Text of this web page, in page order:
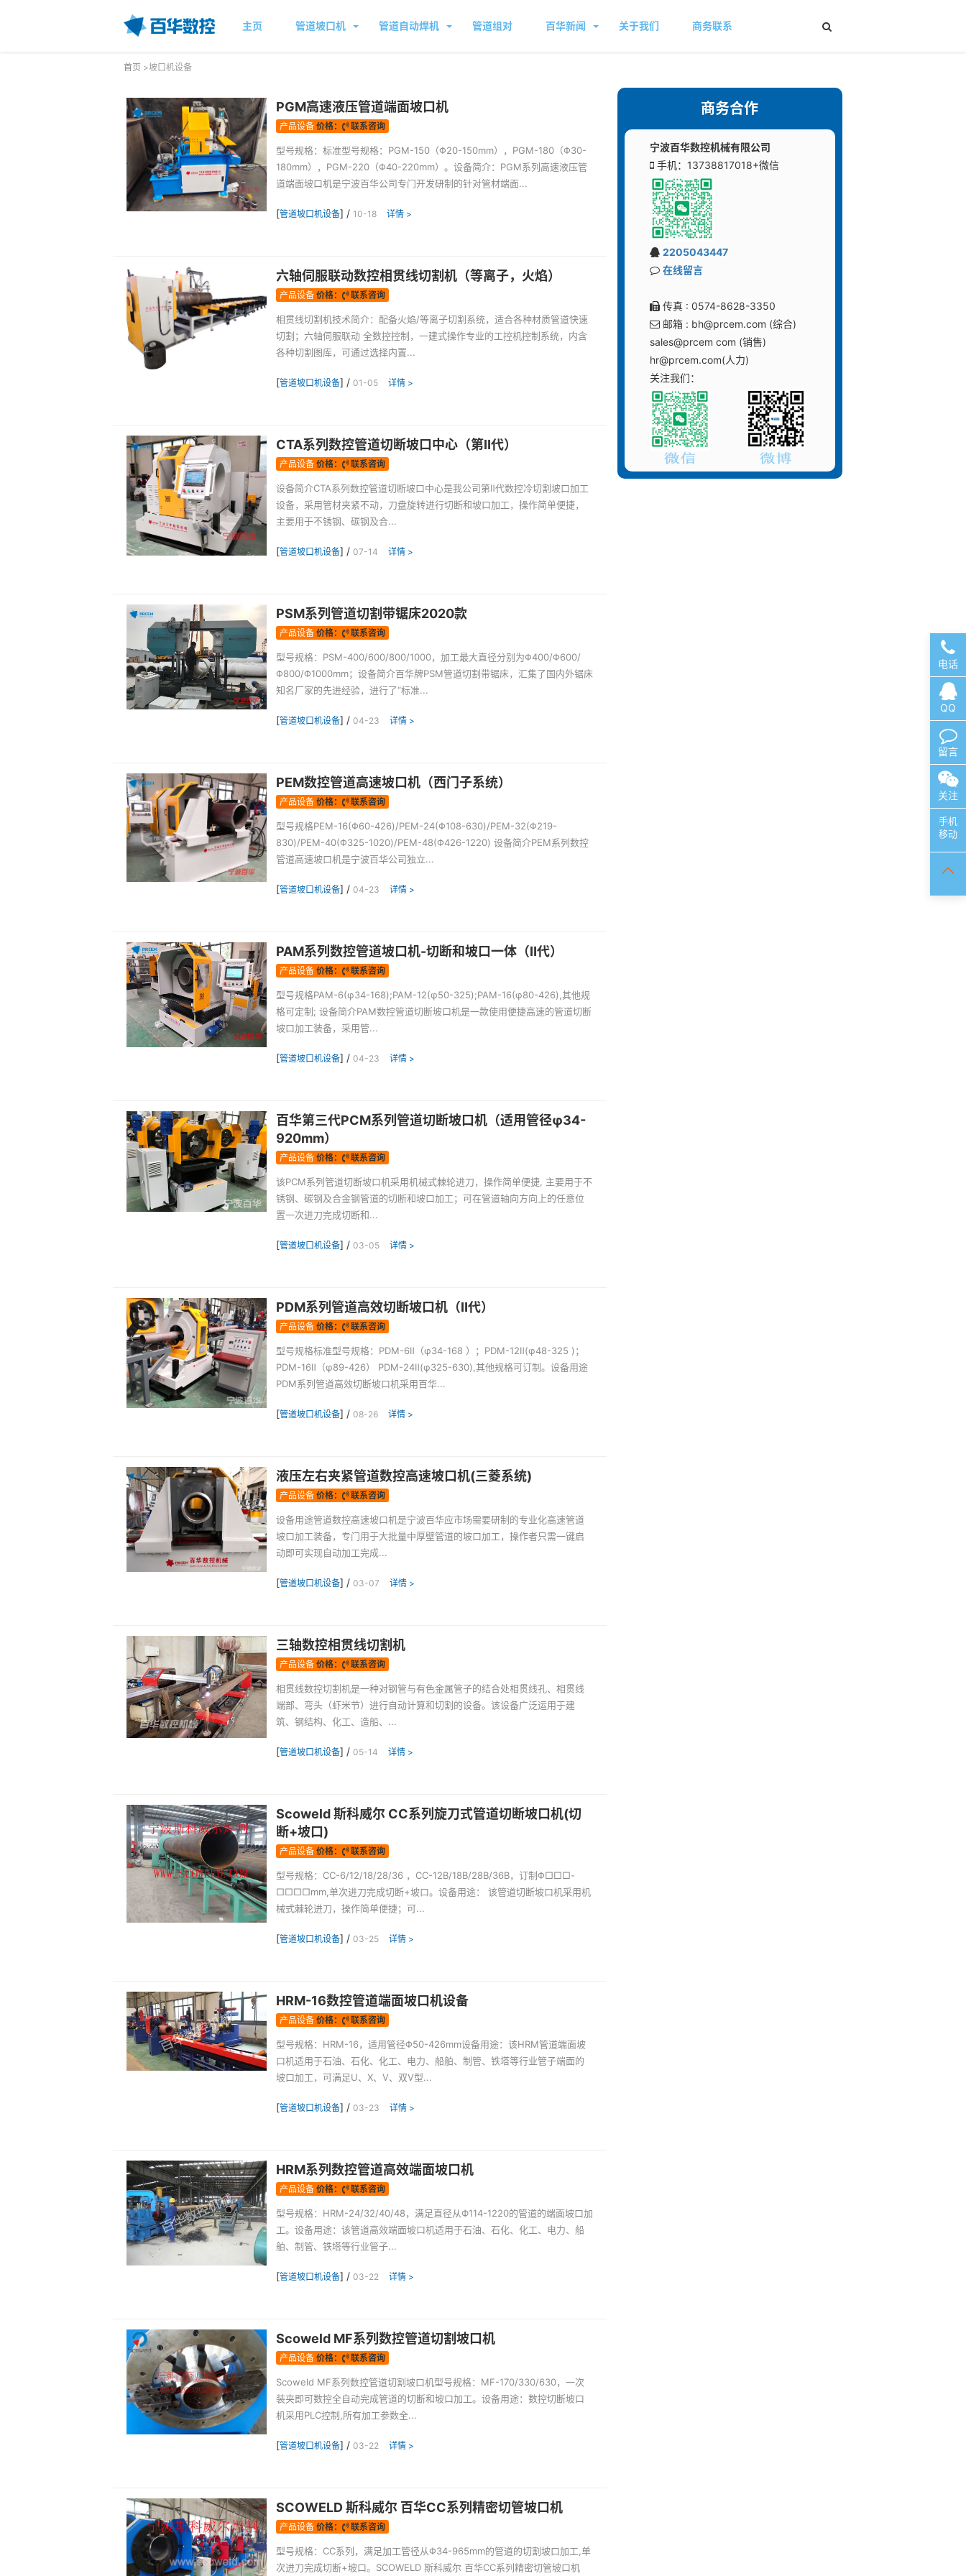
主页 管道坡口机 管道自动焊机 管道组对 百华新闻 关于我们 商务联系
首页 >坡口机设备
PGM高速液压管道端面坡口机
产品设备 价格： 联系咨询
型号规格：标准型号规格：PGM-150（Φ20-150mm），PGM-180（Φ30-
180mm），PGM-220（Φ40-220mm）。设备简介：PGM系列高速液压管
道端面坡口机是宁波百华公司专门开发研制的针对管材端面...
[管道坡口机设备] / 10-18 详情 >
六轴伺服联动数控相贯线切割机（等离子，火焰）
产品设备 价格： 联系咨询
相贯线切割机技术简介：配备火焰/等离子切割系统，适合各种材质管道快速
切割；六轴伺服联动 全数控控制，一建式操作专业的工控机控制系统，内含
各种切割图库，可通过选择内置...
[管道坡口机设备] / 01-05 详情 >
CTA系列数控管道切断坡口中心（第Ⅱ代）
产品设备 价格： 联系咨询
设备简介CTA系列数控管道切断坡口中心是我公司第Ⅱ代数控冷切割坡口加工
设备，采用管材夹紧不动，刀盘旋转进行切断和坡口加工，操作简单便捷，
主要用于不锈钢、碳钢及合...
[管道坡口机设备] / 07-14 详情 >
PSM系列管道切割带锯床2020款
产品设备 价格： 联系咨询
型号规格：PSM-400/600/800/1000，加工最大直径分别为Φ400/Φ600/
Φ800/Φ1000mm；设备简介百华牌PSM管道切割带锯床，汇集了国内外锯床
知名厂家的先进经验，进行了“标准...
[管道坡口机设备] / 04-23 详情 >
PEM数控管道高速坡口机（西门子系统）
产品设备 价格： 联系咨询
型号规格PEM-16(Φ60-426)/PEM-24(Φ108-630)/PEM-32(Φ219-
830)/PEM-40(Φ325-1020)/PEM-48(Φ426-1220) 设备简介PEM系列数控
管道高速坡口机是宁波百华公司独立...
[管道坡口机设备] / 04-23 详情 >
PAM系列数控管道坡口机-切断和坡口一体（Ⅱ代）
产品设备 价格： 联系咨询
型号规格PAM-6(φ34-168);PAM-12(φ50-325);PAM-16(φ80-426),其他规
格可定制; 设备简介PAM数控管道切断坡口机是一款使用便捷高速的管道切断
坡口加工装备，采用管...
[管道坡口机设备] / 04-23 详情 >
百华第三代PCM系列管道切断坡口机（适用管径φ34-
920mm）
产品设备 价格： 联系咨询
该PCM系列管道切断坡口机采用机械式棘轮进刀，操作简单便捷, 主要用于不
锈钢、碳钢及合金钢管道的切断和坡口加工；可在管道轴向方向上的任意位
置一次进刀完成切断和...
[管道坡口机设备] / 03-05 详情 >
PDM系列管道高效切断坡口机（Ⅱ代）
产品设备 价格： 联系咨询
型号规格标准型号规格：PDM-6Ⅱ（φ34-168 ）；PDM-12Ⅱ(φ48-325 )；
PDM-16Ⅱ（φ89-426） PDM-24Ⅱ(φ325-630),其他规格可订制。设备用途
PDM系列管道高效切断坡口机采用百华...
[管道坡口机设备] / 08-26 详情 >
液压左右夹紧管道数控高速坡口机(三菱系统)
产品设备 价格： 联系咨询
设备用途管道数控高速坡口机是宁波百华应市场需要研制的专业化高速管道
坡口加工装备，专门用于大批量中厚壁管道的坡口加工，操作者只需一键启
动即可实现自动加工完成...
[管道坡口机设备] / 03-07 详情 >
三轴数控相贯线切割机
产品设备 价格： 联系咨询
相贯线数控切割机是一种对钢管与有色金属管子的结合处相贯线孔、相贯线
端部、弯头（虾米节）进行自动计算和切割的设备。该设备广泛运用于建
筑、钢结构、化工、造船、...
[管道坡口机设备] / 05-14 详情 >
Scoweld 斯科威尔 CC系列旋刀式管道切断坡口机(切
断+坡口)
产品设备 价格： 联系咨询
型号规格：CC-6/12/18/28/36 ，CC-12B/18B/28B/36B，订制Φ□□□-
□□□□mm,单次进刀完成切断+坡口。设备用途： 该管道切断坡口机采用机
械式棘轮进刀，操作简单便捷；可...
[管道坡口机设备] / 03-25 详情 >
HRM-16数控管道端面坡口机设备
产品设备 价格： 联系咨询
型号规格：HRM-16，适用管径Φ50-426mm设备用途：该HRM管道端面坡
口机适用于石油、石化、化工、电力、船舶、制管、铁塔等行业管子端面的
坡口加工，可满足U、X、V、双V型...
[管道坡口机设备] / 03-23 详情 >
HRM系列数控管道高效端面坡口机
产品设备 价格： 联系咨询
型号规格：HRM-24/32/40/48，满足直径从Ф114-1220的管道的端面坡口加
工。设备用途：该管道高效端面坡口机适用于石油、石化、化工、电力、船
舶、制管、铁塔等行业管子...
[管道坡口机设备] / 03-22 详情 >
Scoweld MF系列数控管道切割坡口机
产品设备 价格： 联系咨询
Scoweld MF系列数控管道切割坡口机型号规格：MF-170/330/630，一次
装夹即可数控全自动完成管道的切断和坡口加工。设备用途：数控切断坡口
机采用PLC控制,所有加工参数全...
[管道坡口机设备] / 03-22 详情 >
SCOWELD 斯科威尔 百华CC系列精密切管坡口机
产品设备 价格： 联系咨询
型号规格：CC系列，满足加工管径从Φ34-965mm的管道的切割坡口加工,单
次进刀完成切断+坡口。SCOWELD 斯科威尔 百华CC系列精密切管坡口机
商务合作
宁波百华数控机械有限公司
手机：13738817018+微信
2205043447
在线留言
传真 : 0574-8628-3350
邮箱 : bh@prcem.com (综合)
sales@prcem com (销售)
hr@prcem.com(人力)
关注我们：
电话
QQ
留言
关注
手机
移动